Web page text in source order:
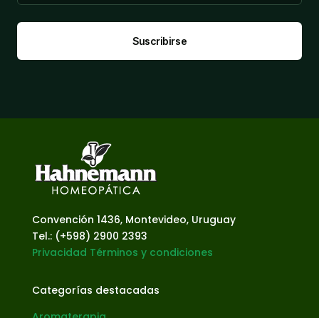
Suscribirse
Convención 1436, Montevideo, Uruguay
Tel.: (+598) 2900 2393
Privacidad Términos y condiciones
Categorías destacadas